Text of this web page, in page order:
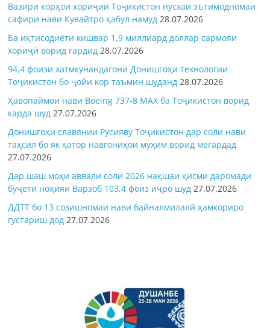
Вазири корҳои хориҷии Тоҷикистон нусхаи эътимодномаи
сафири нави Кувайтро қабул намуд 28.07.2026
Ба иқтисодиёти кишвар 1,9 миллиард доллар сармояи
хориҷӣ ворид гардид 28.07.2026
94,4 фоизи хатмкунандагони Донишгоҳи технологии
Тоҷикистон бо ҷойи кор таъмин шуданд 28.07.2026
Ҳавопаймои нави Boeing 737-8 MAX ба Тоҷикистон ворид
карда шуд 27.07.2026
Донишгоҳи славянии Русияву Тоҷикистон дар соли нави
таҳсил бо як қатор навгониҳои муҳим ворид мегардад
27.07.2026
Дар шаш моҳи аввали соли 2026 нақшаи қисми даромади
буҷети ноҳияи Варзоб 103,4 фоиз иҷро шуд 27.07.2026
ДДТТ бо 13 созишномаи нави байналмилалӣ ҳамкориро
густариш дод 27.07.2026